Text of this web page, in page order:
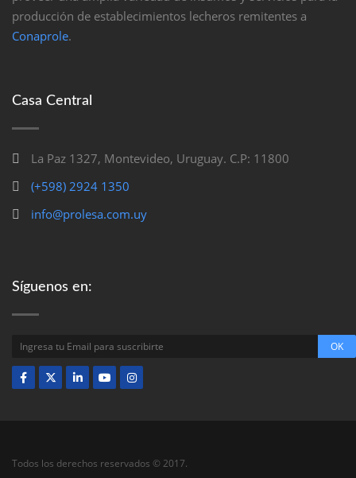
producción de establecimientos lecheros remitentes a
Conaprole.
Casa Central
La Paz 1327, Montevideo, Uruguay. C.P: 11800
(+598) 2924 1350
info@prolesa.com.uy
Síguenos en:
Todos los derechos reservados © 2017.